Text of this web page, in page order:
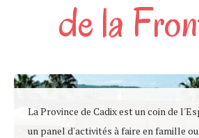
de la
La Province de Cadix est un coin de
un panel d'activités à faire en famille